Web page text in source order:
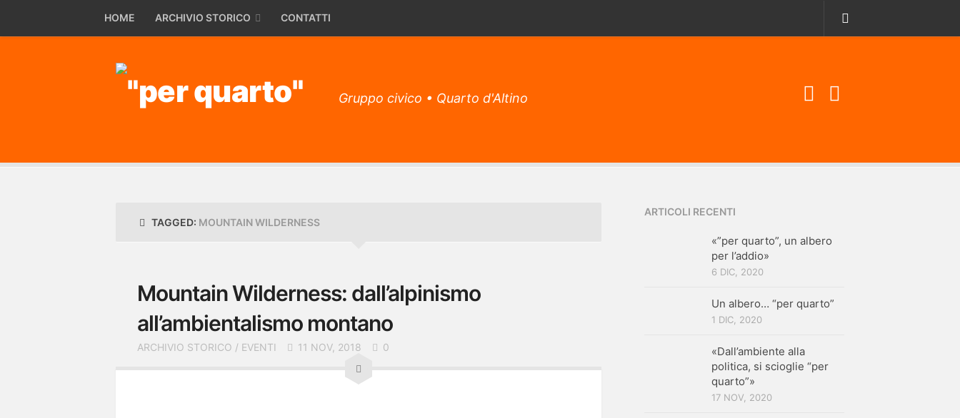
HOME ARCHIVIO STORICO CONTATTI
Gruppo civico • Quarto d'Altino
TAGGED: MOUNTAIN WILDERNESS
Mountain Wilderness: dall’alpinismo
all’ambientalismo montano
ARCHIVIO STORICO / EVENTI 11 NOV, 2018 0
ARTICOLI RECENTI
«”per quarto”, un albero
per l’addio»
6 DIC, 2020
Un albero… “per quarto”
1 DIC, 2020
«Dall’ambiente alla
politica, si scioglie “per
quarto”»
17 NOV, 2020